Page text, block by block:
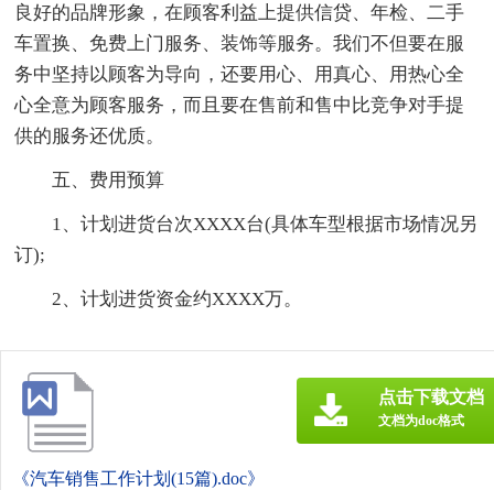
良好的品牌形象，在顾客利益上提供信贷、年检、二手
车置换、免费上门服务、装饰等服务。我们不但要在服
务中坚持以顾客为导向，还要用心、用真心、用热心全
心全意为顾客服务，而且要在售前和售中比竞争对手提
供的服务还优质。
五、费用预算
1、计划进货台次XXXX台(具体车型根据市场情况另
订);
2、计划进货资金约XXXX万。
《汽车销售工作计划(15篇).doc》
点击下载文档
文档为doc格式